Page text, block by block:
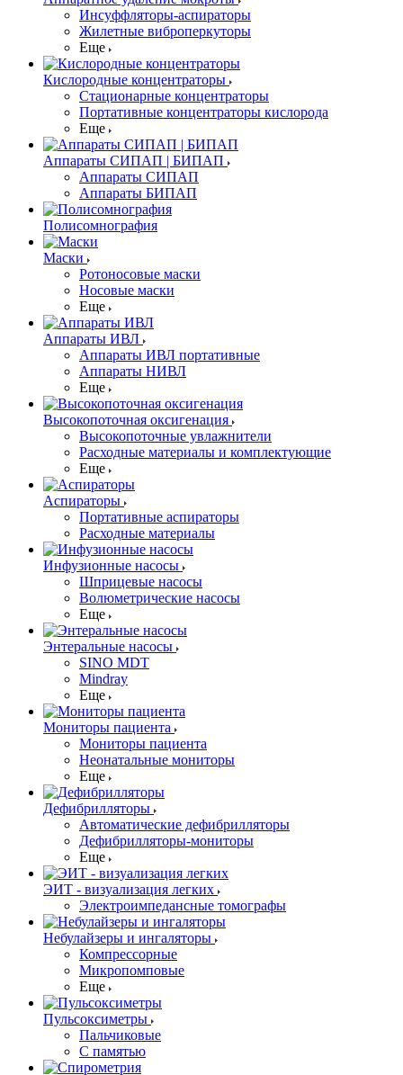
Инсуффляторы-аспираторы
Жилетные виброперкуторы
Еще
Кислородные концентраторы
Стационарные концентраторы
Портативные концентраторы кислорода
Еще
Аппараты СИПАП | БИПАП
Аппараты СИПАП
Аппараты БИПАП
Полисомнография
Маски
Ротоносовые маски
Носовые маски
Еще
Аппараты ИВЛ
Аппараты ИВЛ портативные
Аппараты НИВЛ
Еще
Высокопоточная оксигенация
Высокопоточные увлажнители
Расходные материалы и комплектующие
Еще
Аспираторы
Портативные аспираторы
Расходные материалы
Инфузионные насосы
Шприцевые насосы
Волюметрические насосы
Еще
Энтеральные насосы
SINO MDT
Mindray
Еще
Мониторы пациента
Мониторы пациента
Неонатальные мониторы
Еще
Дефибрилляторы
Автоматические дефибрилляторы
Дефибрилляторы-мониторы
Еще
ЭИТ - визуализация легких
Электроимпедансные томографы
Небулайзеры и ингаляторы
Компрессорные
Микропомповые
Еще
Пульсоксиметры
Пальчиковые
С памятью